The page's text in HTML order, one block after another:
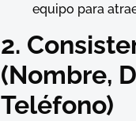
equipo para
2.
(Nombre,
Teléfono)